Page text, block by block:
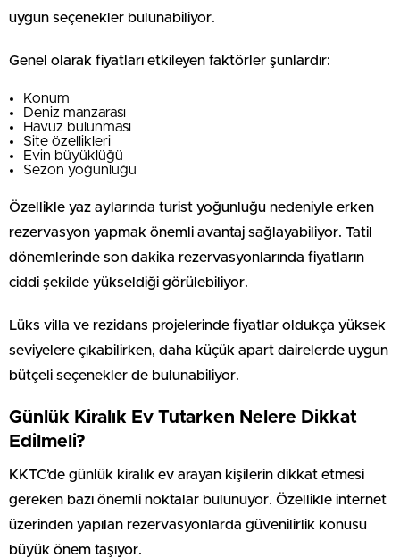
uygun seçenekler bulunabiliyor.
Genel olarak fiyatları etkileyen faktörler şunlardır:
Konum
Deniz manzarası
Havuz bulunması
Site özellikleri
Evin büyüklüğü
Sezon yoğunluğu
Özellikle yaz aylarında turist yoğunluğu nedeniyle erken
rezervasyon yapmak önemli avantaj sağlayabiliyor. Tatil
dönemlerinde son dakika rezervasyonlarında fiyatların
ciddi şekilde yükseldiği görülebiliyor.
Lüks villa ve rezidans projelerinde fiyatlar oldukça yüksek
seviyelere çıkabilirken, daha küçük apart dairelerde uygun
bütçeli seçenekler de bulunabiliyor.
Günlük Kiralık Ev Tutarken Nelere Dikkat
Edilmeli?
KKTC’de günlük kiralık ev arayan kişilerin dikkat etmesi
gereken bazı önemli noktalar bulunuyor. Özellikle internet
üzerinden yapılan rezervasyonlarda güvenilirlik konusu
büyük önem taşıyor.